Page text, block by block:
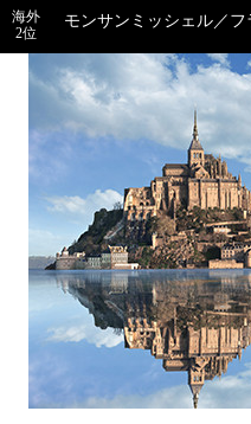
海外
2位
モンサンミッシェル／フ